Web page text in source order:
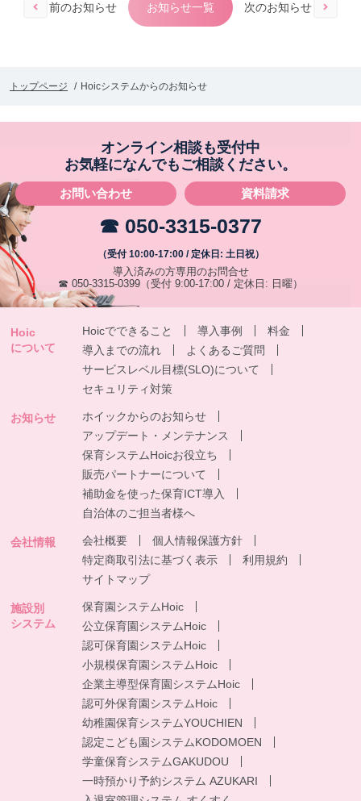
前のお知らせ お知らせ一覧 次のお知らせ
トップページ Hoicシステムからのお知らせ
オンライン相談も受付中
お気軽になんでもご相談ください。
お問い合わせ 資料請求
☎ 050-3315-0377
（受付 10:00-17:00 / 定休日: 土日祝）
導入済みの方専用のお問合せ
☎ 050-3315-0399 （受付 9:00-17:00 / 定休日: 日曜）
Hoic
について
Hoicでできること 導入事例
料金
導入までの流れ
よくあるご質問
サービスレベル目標(SLO)について
セキュリティ対策
お知らせ
ホイックからのお知らせ
アップデート・メンテナンス
保育システムHoicお役立ち
販売パートナーについて
補助金を使った保育ICT導入
自治体のご担当者様へ
会社情報 会社概要
個人情報保護方針
特定商取引法に基づく表示
利用規約
サイトマップ
施設別
システム
保育園システムHoic
公立保育園システムHoic
認可保育園システムHoic
小規模保育園システムHoic
企業主導型保育園システムHoic
認可外保育園システムHoic
幼稚園保育システムYOUCHIEN
認定こども園システムKODOMOEN
学童保育システムGAKUDOU
一時預かり予約システム AZUKARI